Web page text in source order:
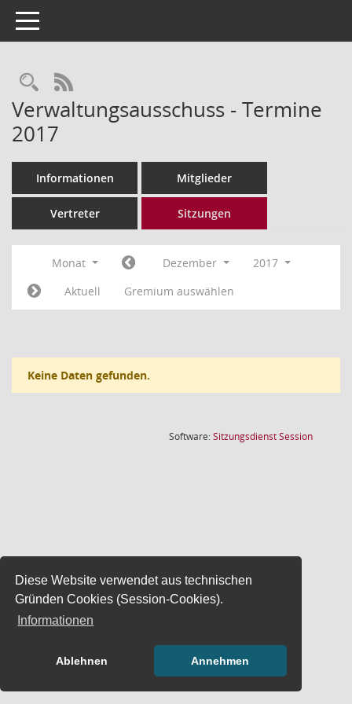
Diese Website verwendet aus technischen
Gründen Cookies (Session-Cookies).
Informationen
Ablehnen Annehmen
Toggle navigation
Rechercheauswahl
RSS-Feed
Verwaltungsausschuss - Termine
2017
Informationen Mitglieder
Vertreter Sitzungen
Monat Dezember
2017
Aktuell
Gremium auswählen
Keine Daten gefunden.
Software:SitzungsdienstSession(Wird in